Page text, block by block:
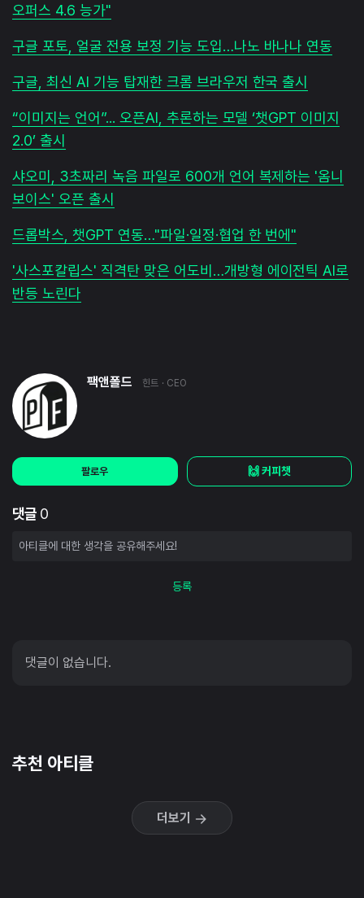
오퍼스 4.6 능가"
구글 포토, 얼굴 전용 보정 기능 도입…나노 바나나 연동
구글, 최신 AI 기능 탑재한 크롬 브라우저 한국 출시
“이미지는 언어”... 오픈AI, 추론하는 모델 ‘챗GPT 이미지
2.0’ 출시
샤오미, 3초짜리 녹음 파일로 600개 언어 복제하는 '옴니
보이스' 오픈 출시
드롭박스, 챗GPT 연동…"파일·일정·협업 한 번에"
'사스포칼립스' 직격탄 맞은 어도비…개방형 에이전틱 AI로
반등 노린다
팩앤폴드 힌트 · CEO
팔로우 🙌 커피챗
댓글 0
등록
댓글이 없습니다.
추천 아티클
더보기